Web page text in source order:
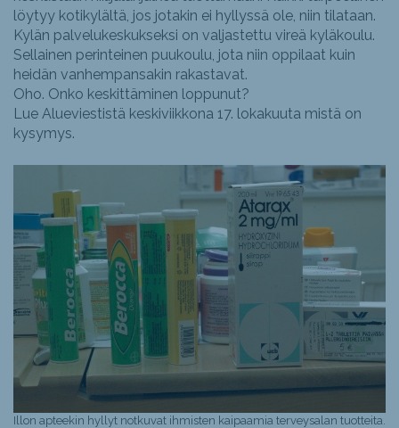
löytyy kotikylältä, jos jotakin ei hyllyssä ole, niin tilataan.
Kylän palvelukeskukseksi on valjastettu vireä kyläkoulu.
Sellainen perinteinen puukoulu, jota niin oppilaat kuin
heidän vanhempansakin rakastavat.
Oho. Onko keskittäminen loppunut?
Lue Alueviestistä keskiviikkona 17. lokakuuta mistä on
kysymys.
Illon apteekin hyllyt notkuvat ihmisten kaipaamia terveysalan tuotteita.